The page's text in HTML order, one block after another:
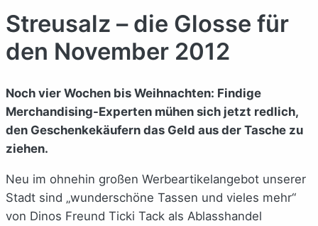
Streusalz – die Glosse für
den November 2012
Noch vier Wochen bis Weihnachten: Findige
Merchandising-Experten mühen sich jetzt redlich,
den Geschenkekäufern das Geld aus der Tasche zu
ziehen.
Neu im ohnehin großen Werbeartikelangebot unserer
Stadt sind „wunderschöne Tassen und vieles mehr“
von Dinos Freund Ticki Tack als Ablasshandel